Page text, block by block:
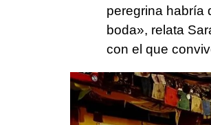
peregrina habría
boda», relata
con el que